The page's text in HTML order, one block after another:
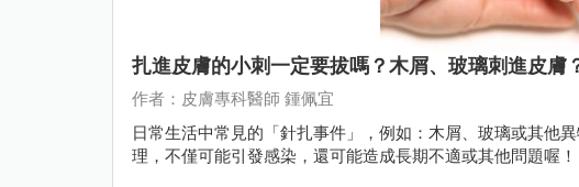
扎進皮膚的小刺一定要拔嗎？木屑、玻璃刺進皮膚
作者：皮膚專科醫師 鍾佩宜
日常生活中常見的「針扎事件」，例如：木屑、玻璃或其他
理，不僅可能引發感染，還可能造成長期不適或其他問題喔！